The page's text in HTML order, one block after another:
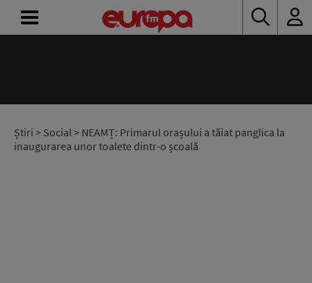
Știri > Social> NEAMȚ: Primarul orașului a tăiat panglica la
inaugurarea unor toalete dintr-o școală
RADIO